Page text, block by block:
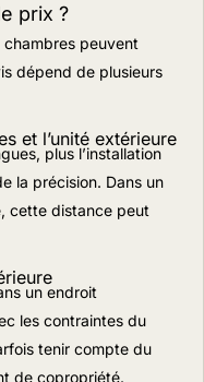
prix ?
peuvent
dépend de plusieurs
et l’unité extérieure
plus l’installation
la précision. Dans un
cette distance peut
un endroit
les contraintes du
tenir compte du
de copropriété.